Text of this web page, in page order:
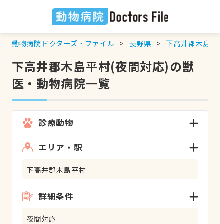
動物病院ドクターズ・ファイル 長野県 下高井郡木島平
下高井郡木島平村(夜間対応)の獣
医・動物病院一覧
診療動物
エリア・駅
下高井郡木島平村
詳細条件
夜間対応